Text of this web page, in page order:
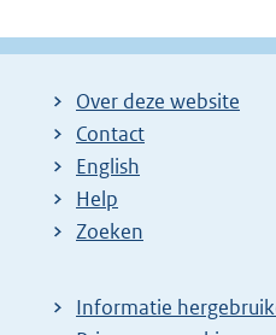
Over deze website
Contact
English
Help
Zoeken
Informatie